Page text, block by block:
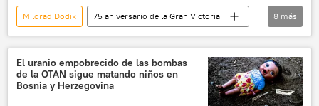
Milorad Dodik
75 aniversario de la Gran Victoria
Noticias: 75 aniversario de la Gran Victoria
Rusia
Internacional
Bosnia Herzegovina
Día de la Victoria
8 más
El uranio empobrecido de las bombas
de la OTAN sigue matando niños en
Bosnia y Herzegovina